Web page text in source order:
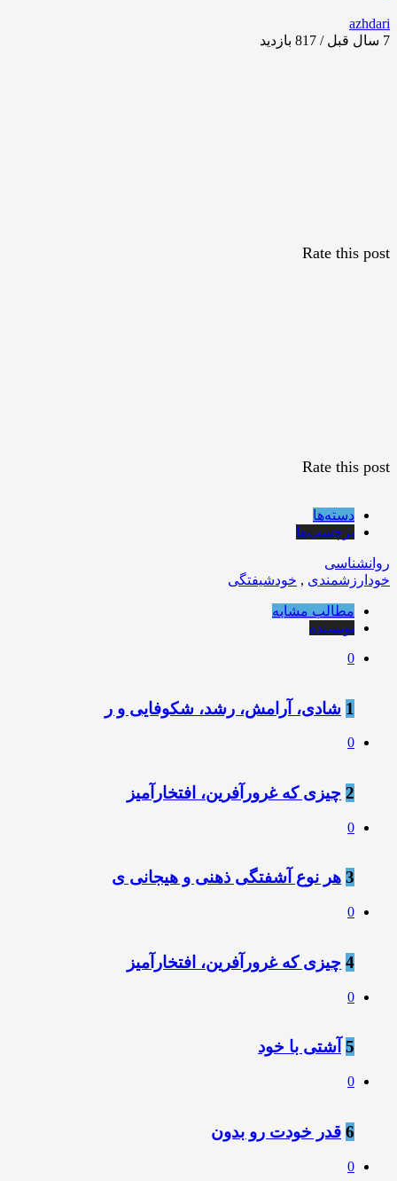
azhdari
7 سال قبل / 817
بازدید
Rate this post
Rate this post
دسته‌ها
برچسب‌ها
روانشناسی
خودارزشمندی , خودشیفتگی
مطالب مشابه
نویسنده
0
1 شادی، آرامش، رشد، شکوفایی و ر
0
2 چیزی که غرورآفرین، افتخارآمیز
0
3 هر نوع آشفتگی ذهنی و هیجانی ی
0
4 چیزی که غرورآفرین، افتخارآمیز
0
5 آشتی با خود
0
6 قدر خودت رو بدون
0